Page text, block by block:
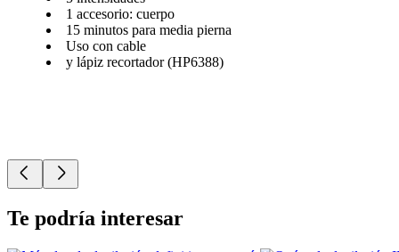
1 accesorio: cuerpo
15 minutos para media pierna
Uso con cable
y lápiz recortador (HP6388)
Te podría interesar